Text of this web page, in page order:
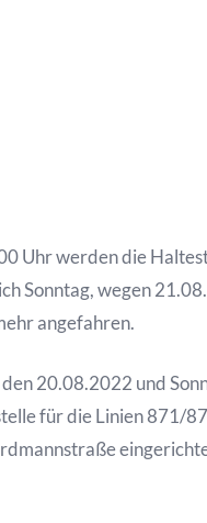
Uhr werden die
Sonntag, wegen
angefahren.
20.08.2022 und
für die Linien 871/